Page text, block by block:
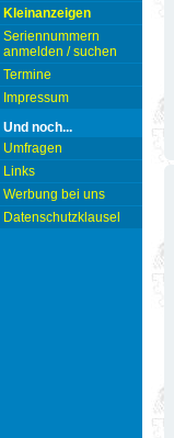
Kleinanzeigen
Seriennummern
anmelden / suchen
Termine
Impressum
Und noch...
Umfragen
Links
Werbung bei uns
Datenschutzklausel